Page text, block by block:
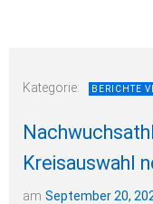
Kategorie: BERICHTE
Kreisauswahl
am September 20,